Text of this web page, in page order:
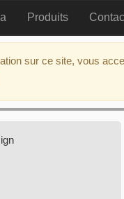
sur ce site, vous
Produits